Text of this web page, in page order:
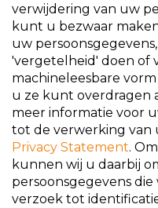
verwijdering van uw
kunt u bezwaar
uw
'vergetelheid' doen of
machineleesbare
u ze kunt overdragen
meer informatie voor
tot de verwerking van
Privacy Statement.
kunnen wij u daarbij
persoonsgegevens
verzoek tot